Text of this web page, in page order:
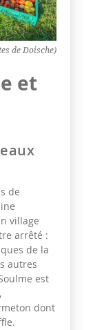
de Doische)
et
de
village
arrêté :
de la
autres
est
dont